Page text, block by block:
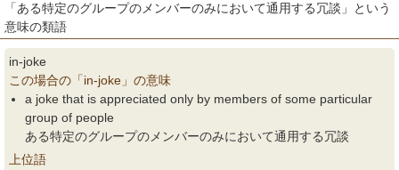
「ある特定のグループのメンバーのみにおいて通用する冗談」という
意味の類語
in-joke
この場合の「in-joke」の意味
a joke that is appreciated only by members of some particular
group of people
ある特定のグループのメンバーのみにおいて通用する冗談
上位語